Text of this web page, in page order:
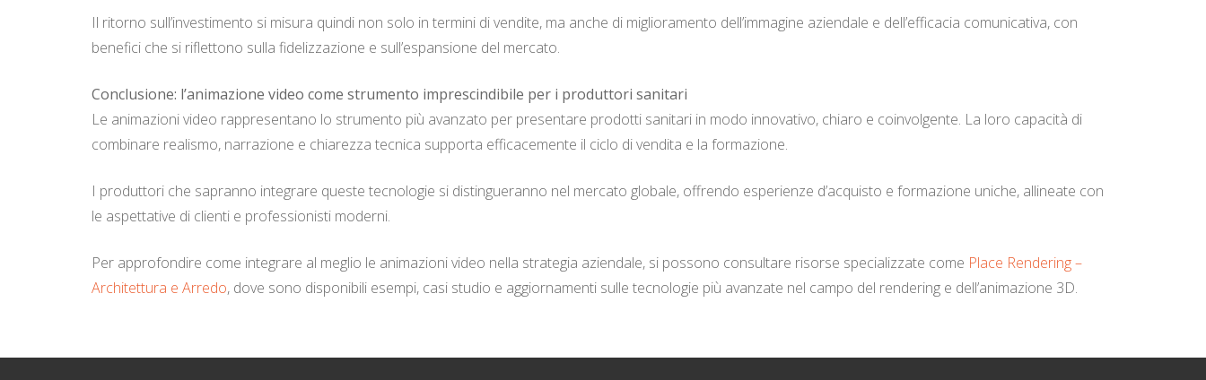
Il ritorno sull’investimento si misura quindi non solo in termini di vendite, ma anche di miglioramento dell’immagine aziendale e dell’efficacia comunicativa, con
benefici che si riflettono sulla fidelizzazione e sull’espansione del mercato.
Conclusione: l’animazione video come strumento imprescindibile per i produttori sanitari
Le animazioni video rappresentano lo strumento più avanzato per presentare prodotti sanitari in modo innovativo, chiaro e coinvolgente. La loro capacità di
combinare realismo, narrazione e chiarezza tecnica supporta efficacemente il ciclo di vendita e la formazione.
I produttori che sapranno integrare queste tecnologie si distingueranno nel mercato globale, offrendo esperienze d’acquisto e formazione uniche, allineate con
le aspettative di clienti e professionisti moderni.
Per approfondire come integrare al meglio le animazioni video nella strategia aziendale, si possono consultare risorse specializzate come Place Rendering –
Architettura e Arredo, dove sono disponibili esempi, casi studio e aggiornamenti sulle tecnologie più avanzate nel campo del rendering e dell’animazione 3D.